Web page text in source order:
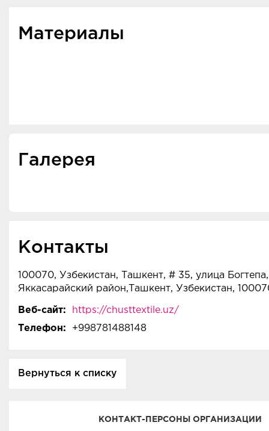
Материалы
Галерея
Контакты
100070, Узбекистан, Ташкент, # 35, улица Богтепа,
Яккасарайский район,Ташкент, Узбекистан,
Веб-сайт:
https://chusttextile.uz/
Телефон:
+998781488148
Вернуться к списку
КОНТАКТ-ПЕРСОНЫ ОРГАНИЗАЦИИ